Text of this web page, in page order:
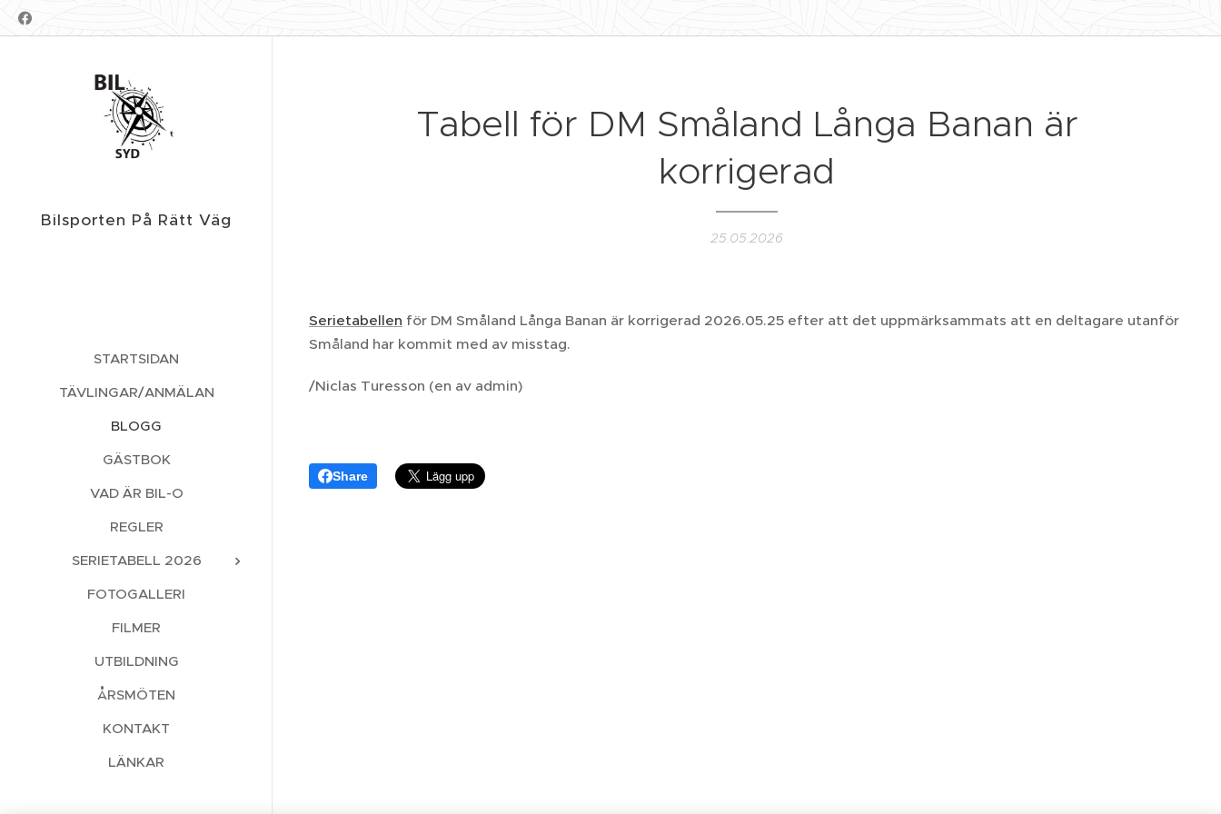
Bilsporten På Rätt Väg
STARTSIDAN
TÄVLINGAR/ANMÄLAN
BLOGG
GÄSTBOK
VAD ÄR BIL-O
REGLER
SERIETABELL 2026
FOTOGALLERI
FILMER
UTBILDNING
ÅRSMÖTEN
KONTAKT
LÄNKAR
Tabell för DM Småland Långa Banan är
korrigerad
25.05.2026
Serietabellen för DM Småland Långa Banan är korrigerad 2026.05.25 efter att det uppmärksammats att en deltagare utanför
Småland har kommit med av misstag.
/Niclas Turesson (en av admin)
Share